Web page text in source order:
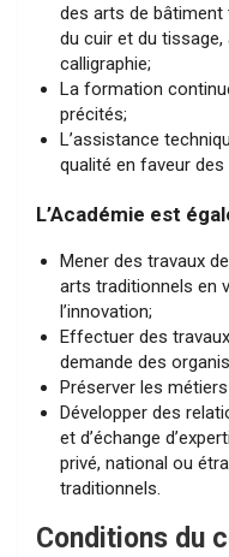
des arts de bâtiment
du cuir et du tissage,
calligraphie;
La formation
précités;
L’assistance
qualité en faveur des
L’Académie est
Mener des travaux
arts traditionnels en
l’innovation;
Effectuer des
demande des
Préserver les
Développer des
et d’échange
privé, national ou
traditionnels.
Conditions du